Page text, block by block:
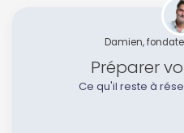
Damien,
Préparer
Ce qu'il reste à